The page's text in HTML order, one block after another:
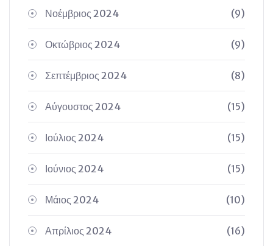
Νοέμβριος 2024 (9)
Οκτώβριος 2024 (9)
Σεπτέμβριος 2024 (8)
Αύγουστος 2024 (15)
Ιούλιος 2024 (15)
Ιούνιος 2024 (15)
Μάιος 2024 (10)
Απρίλιος 2024 (16)